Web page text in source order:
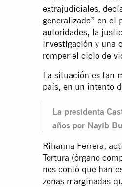
extrajudiciales,
generalizado” en el
autoridades, la
investigación y una
romper el ciclo de
La situación es tan
país, en un intento
La presidenta
años por Nayib
Rihanna Ferrera,
Tortura (órgano
nos contó que han
zonas marginadas